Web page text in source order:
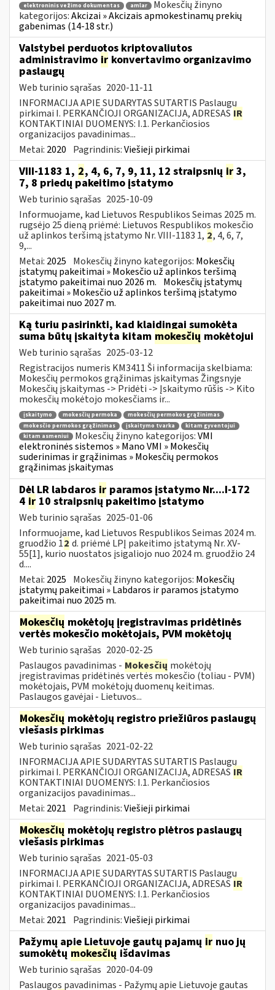
elektroninis vežimo dokumentas
amlar
Mokesčių žinyno
kategorijos:Akcizai » Akcizais apmokestinamų prekių
gabenimas (14-18 str.)
Valstybei perduotos kriptovaliutos
administravimo ir konvertavimo organizavimo
paslaugų
Web turinio sąrašas 2020-11-11
INFORMACIJA APIE SUDARYTAS SUTARTIS Paslaugų
pirkimai I. PERKANČIOJI ORGANIZACIJA, ADRESAS IR
KONTAKTINIAI DUOMENYS: I.1. Perkančiosios
organizacijos pavadinimas...
Metai: 2020 Pagrindinis:Viešieji pirkimai
VIII-1183 1, 2, 4, 6, 7, 9, 11, 12 straipsnių ir 3,
7, 8 priedų pakeitimo įstatymo
Web turinio sąrašas 2025-10-09
Informuojame, kad Lietuvos Respublikos Seimas 2025 m.
rugsėjo 25 dieną priėmė: Lietuvos Respublikos mokesčio
už aplinkos teršimą įstatymo Nr. VIII-1183 1, 2, 4, 6, 7,
9,...
Metai: 2025 Mokesčių žinyno kategorijos: Mokesčių
įstatymų pakeitimai » Mokesčio už aplinkos teršimą
įstatymo pakeitimai nuo 2026 m. Mokesčių įstatymų
pakeitimai » Mokesčio už aplinkos teršimą įstatymo
pakeitimai nuo 2027 m.
Ką turiu pasirinkti, kad klaidingai sumokėta
suma būtų įskaityta kitam mokesčių mokėtojui
Web turinio sąrašas 2025-03-12
Registracijos numeris KM3411 Ši informacija skelbiama:
Mokesčių permokos grąžinimas įskaitymas Žingsnyje
Mokesčių įskaitymas -> Pridėti -> Įskaitymo rūšis -> Kito
mokesčių mokėtojo mokesčiams ir...
įskaitymo mokesčių permoka
mokesčių permokos grąžinimas
mokesčio permokos grąžinimas
įskaitymo tvarka
kitam gyventojui
kitam asmeniui
Mokesčių žinyno kategorijos:VMI
elektroninės sistemos » Mano VMI » Mokesčių
suderinimas ir grąžinimas » Mokesčių permokos
grąžinimas įskaitymas
Dėl LR labdaros ir paramos įstatymo Nr....I-172
4 ir 10 straipsnių pakeitimo įstatymo
Web turinio sąrašas 2025-01-06
Informuojame, kad Lietuvos Respublikos Seimas 2024 m.
gruodžio 12 d. priėmė LPĮ pakeitimo įstatymą Nr. XV-
55[1], kurio nuostatos įsigaliojo nuo 2024 m. gruodžio 24
d....
Metai: 2025 Mokesčių žinyno kategorijos: Mokesčių
įstatymų pakeitimai » Labdaros ir paramos įstatymo
pakeitimai nuo 2025 m.
Mokesčių mokėtojų įregistravimas pridėtinės
vertės mokesčio mokėtojais, PVM mokėtojų
Web turinio sąrašas 2020-02-25
Paslaugos pavadinimas - Mokesčių mokėtojų
įregistravimas pridėtinės vertės mokesčio (toliau - PVM)
mokėtojais, PVM mokėtojų duomenų keitimas.
Paslaugos gavėjai - Lietuvos...
Mokesčių mokėtojų registro priežiūros paslaugų
viešasis pirkimas
Web turinio sąrašas 2021-02-22
INFORMACIJA APIE SUDARYTAS SUTARTIS Paslaugų
pirkimai I. PERKANČIOJI ORGANIZACIJA, ADRESAS IR
KONTAKTINIAI DUOMENYS: I.1. Perkančiosios
organizacijos pavadinimas...
Metai: 2021 Pagrindinis:Viešieji pirkimai
Mokesčių mokėtojų registro plėtros paslaugų
viešasis pirkimas
Web turinio sąrašas 2021-05-03
INFORMACIJA APIE SUDARYTAS SUTARTIS Paslaugų
pirkimai I. PERKANČIOJI ORGANIZACIJA, ADRESAS IR
KONTAKTINIAI DUOMENYS: I.1. Perkančiosios
organizacijos pavadinimas...
Metai: 2021 Pagrindinis:Viešieji pirkimai
Pažymų apie Lietuvoje gautų pajamų ir nuo jų
sumokėtų mokesčių išdavimas
Web turinio sąrašas 2020-04-09
Paslaugos pavadinimas - Pažymų apie Lietuvoje gautas